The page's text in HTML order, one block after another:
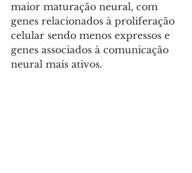
maior maturação neural, com
genes relacionados à proliferação
celular sendo menos expressos e
genes associados à comunicação
neural mais ativos.